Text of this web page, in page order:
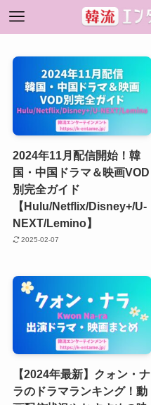
2024年11月配信開始！韓
国・中国ドラマ＆映画VOD
別完全ガイド
【Hulu/Netflix/Disney+/U-
NEXT/Lemino】
2025-02-07
【2024年最新】クォン・ナ
ラのドラマランキング！動